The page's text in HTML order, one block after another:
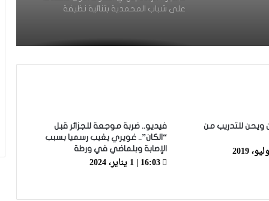
على شباب المحمدية بثنائية نظيفة
التوالي أمام بركان والجيش يتعادل مع
فيديو.. الرجاء يحقق فوزه الثاني على
ويحن للتدريب من
فيديو.. ضربة موجعة للجزائر قبل
“الكان”.. غويري يغيب رسميا بسبب
الإصابة وبلماضي في ورطة
16:03 | 1 يناير، 2024